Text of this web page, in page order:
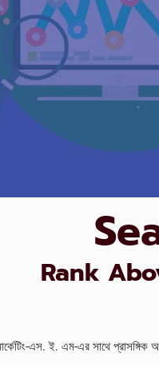
Rank
মার্কেটিং-এস. ই. এম-এর সাথে